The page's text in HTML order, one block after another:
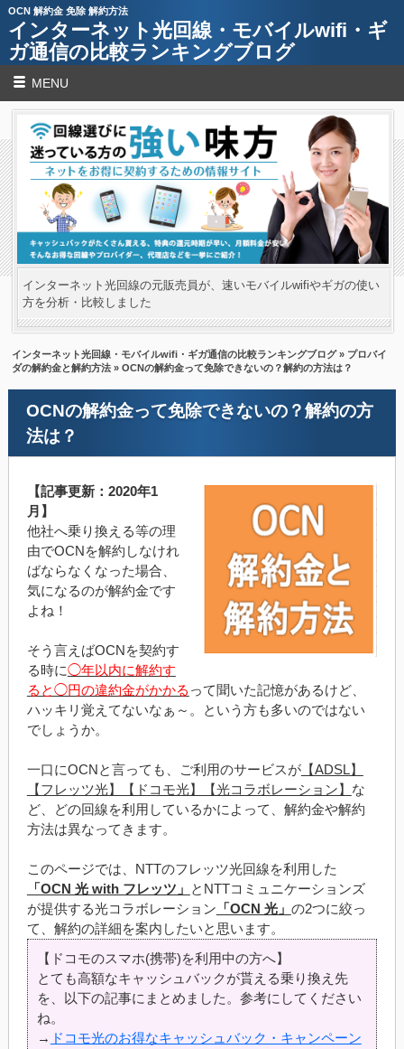
OCN 解約金 免除 解約方法
インターネット光回線・モバイルwifi・ギ
ガ通信の比較ランキングブログ
MENU
インターネット光回線の元販売員が、速いモバイルwifiやギガの使い
方を分析・比較しました
インターネット光回線・モバイルwifi・ギガ通信の比較ランキングブログ» プロバイ
ダの解約金と解約方法 » OCNの解約金って免除できないの？解約の方法は？
OCNの解約金って免除できないの？解約の方
法は？
【記事更新：2020年1
月】
他社へ乗り換える等の理
由でOCNを解約しなけれ
ばならなくなった場合、
気になるのが解約金です
よね！
そう言えばOCNを契約す
る時に◯年以内に解約す
ると◯円の違約金がかかる って聞いた記憶があるけど、
ハッキリ覚えてないなぁ～。という方も多いのではない
でしょうか。
一口にOCNと言っても、ご利用のサービスが【ADSL】
【フレッツ光】【ドコモ光】【光コラボレーション】 な
ど、どの回線を利用しているかによって、解約金や解約
方法は異なってきます。
このページでは、NTTのフレッツ光回線を利用した
「OCN 光 with フレッツ」 とNTTコミュニケーションズ
が提供する光コラボレーション 「OCN 光」 の2つに絞っ
て、解約の詳細を案内したいと思います。
【ドコモのスマホ(携帯)を利用中の方へ】
とても高額なキャッシュバックが貰える乗り換え先
を、以下の記事にまとめました。参考にしてください
ね。
→ ドコモ光のお得なキャッシュバック・キャンペーン